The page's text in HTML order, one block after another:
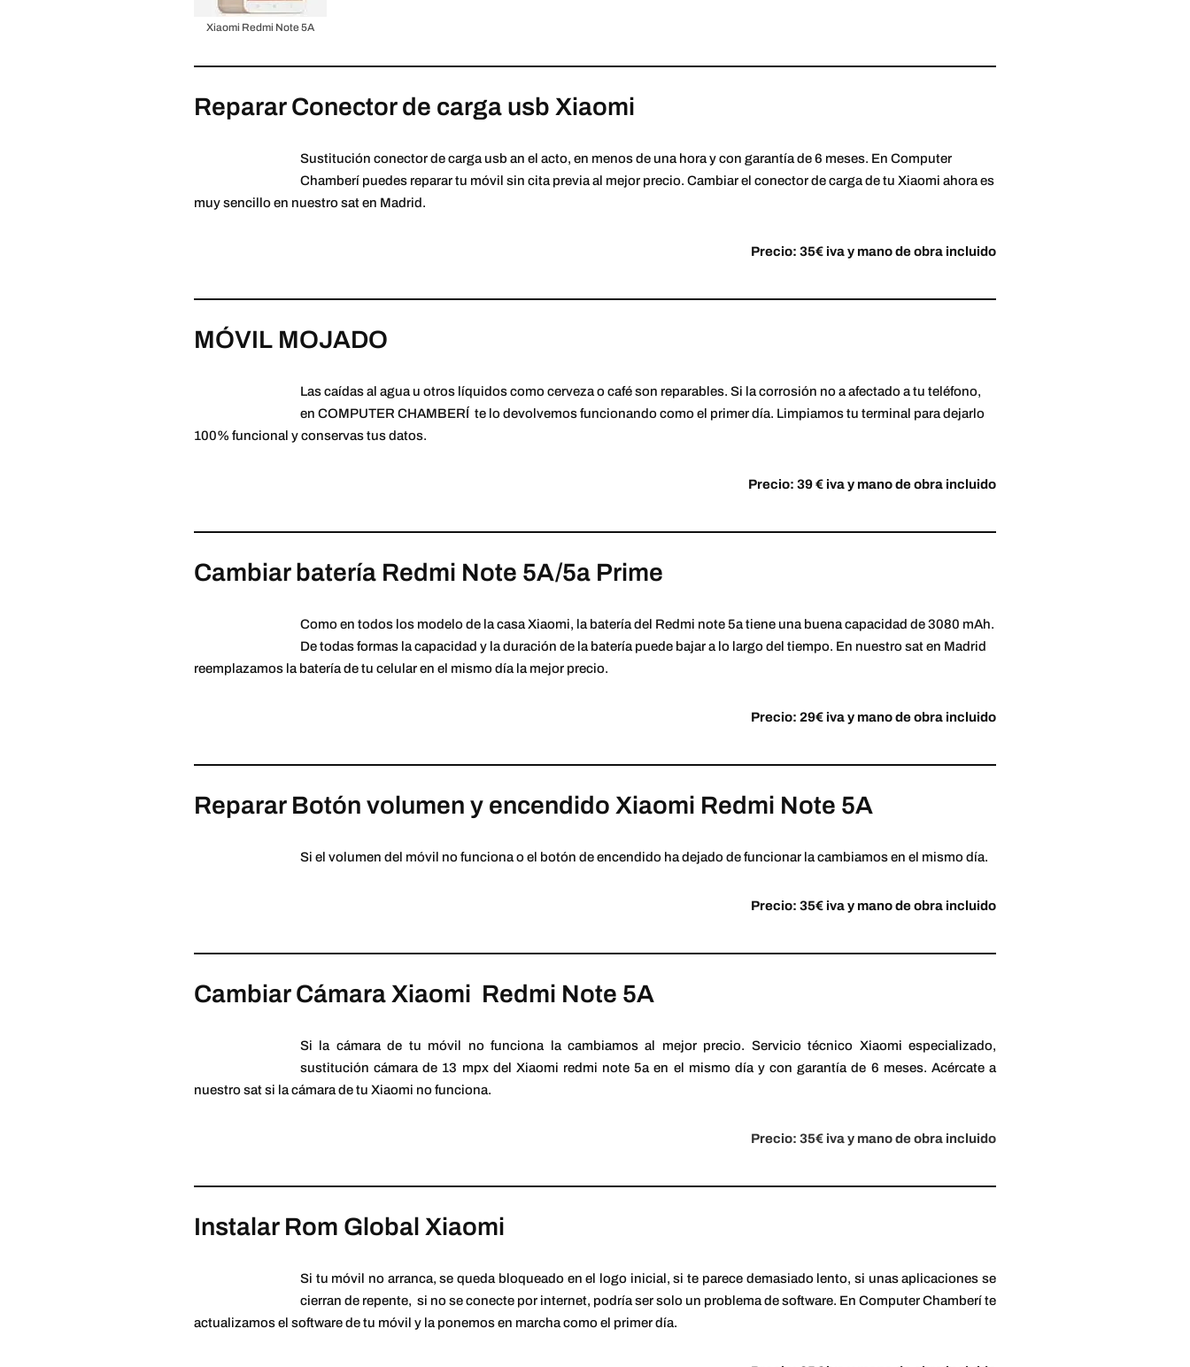
Xiaomi Redmi Note 5A
Reparar Conector de carga usb Xiaomi
Sustitución conector de carga usb an el acto, en menos de una hora y con garantía de 6 meses. En Computer
Chamberí puedes reparar tu móvil sin cita previa al mejor precio. Cambiar el conector de carga de tu Xiaomi ahora es
muy sencillo en nuestro sat en Madrid.
Precio: 35€ iva y mano de obra incluido
MÓVIL MOJADO
Las caídas al agua u otros líquidos como cerveza o café son reparables. Si la corrosión no a afectado a tu teléfono,
en COMPUTER CHAMBERÍ te lo devolvemos funcionando como el primer día. Limpiamos tu terminal para dejarlo
100% funcional y conservas tus datos.
Precio: 39 € iva y mano de obra incluido
Cambiar batería Redmi Note 5A/5a Prime
Como en todos los modelo de la casa Xiaomi, la batería del Redmi note 5a tiene una buena capacidad de 3080 mAh.
De todas formas la capacidad y la duración de la batería puede bajar a lo largo del tiempo. En nuestro sat en Madrid
reemplazamos la batería de tu celular en el mismo día la mejor precio.
Precio: 29€ iva y mano de obra incluido
Reparar Botón volumen y encendido Xiaomi Redmi Note 5A
Si el volumen del móvil no funciona o el botón de encendido ha dejado de funcionar la cambiamos en el mismo día.
Precio: 35€ iva y mano de obra incluido
Cambiar Cámara Xiaomi Redmi Note 5A
Si la cámara de tu móvil no funciona la cambiamos al mejor precio. Servicio técnico Xiaomi especializado,
sustitución cámara de 13 mpx del Xiaomi redmi note 5a en el mismo día y con garantía de 6 meses. Acércate a
nuestro sat si la cámara de tu Xiaomi no funciona.
Precio: 35€ iva y mano de obra incluido
Instalar Rom Global Xiaomi
Si tu móvil no arranca, se queda bloqueado en el logo inicial, si te parece demasiado lento, si unas aplicaciones se
cierran de repente, si no se conecte por internet, podría ser solo un problema de software. En Computer Chamberí te
actualizamos el software de tu móvil y la ponemos en marcha como el primer día.